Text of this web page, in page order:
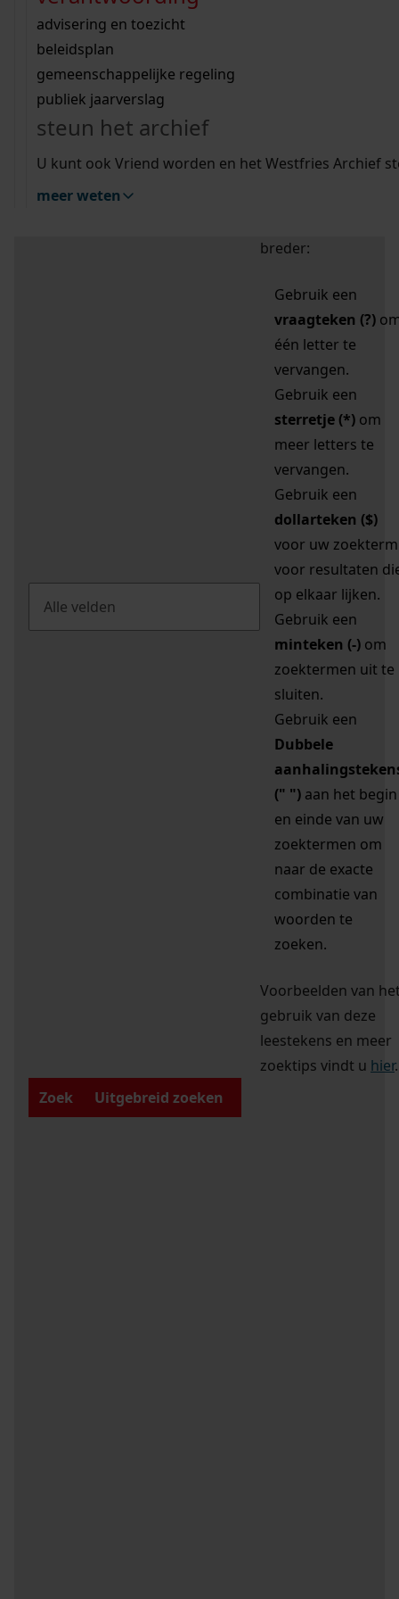
bouwvergunningen
omgevingsvergunningen
vergunningen
beeld en geluid
uitleg nodig?
Wij helpen u op weg met een aantal zoektips.
bekijk alle zoektips
Wij helpen u op weg met een aantal zoektips.
bekijk alle zoektips
bekijk ons geschiedenislokaal
advisering en toezicht
beleidsplan
gemeenschappelijke regeling
publiek jaarverslag
steun het archief
U kunt ook Vriend worden en het Westfries Archief
meer weten
zoektips
Mijn Studiezaal (inloggen)
uw zoekopdracht te
breder:
Gebruik een
vraagteken (?)
één letter te
vervangen.
Gebruik een
sterretje (*) om
meer letters te
vervangen.
Gebruik een
dollarteken ($)
voor uw zoekterm
voor resultaten
op elkaar lijken.
Gebruik een
minteken (-) om
zoektermen uit te
sluiten.
Gebruik een
Dubbele
(" ") aan het begin
en einde van uw
zoektermen om
naar de exacte
combinatie van
woorden te
zoeken.
Voorbeelden van
gebruik van deze
leestekens en meer
zoektips vindt u hier.
Zoek
Uitgebreid zoeken